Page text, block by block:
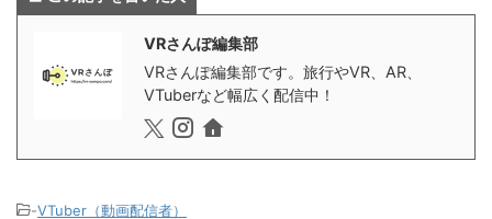
VRさんぽ編集部
VRさんぽ編集部です。旅行やVR、AR、
VTuberなど幅広く配信中！
-VTuber（動画配信者）